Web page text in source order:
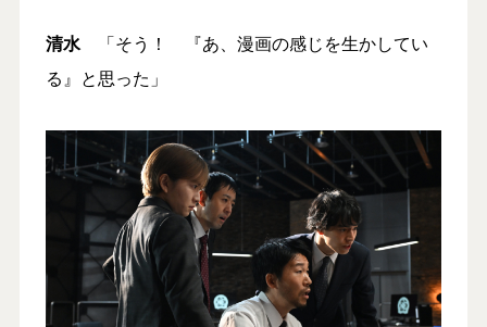
清水「そう！ 『あ、漫画の感じを生かしてい
る』と思った」